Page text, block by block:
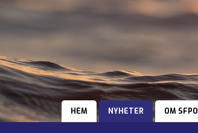
HEM NYHETER OM SFPO